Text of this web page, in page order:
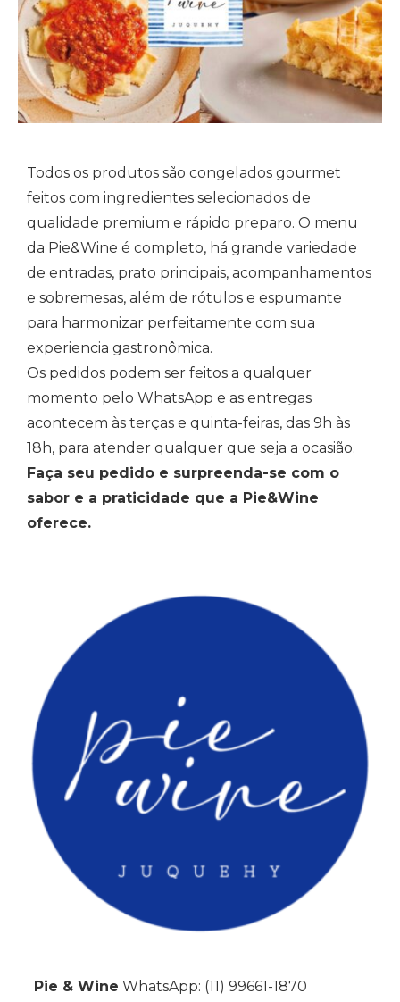
Todos os produtos são congelados gourmet
feitos com ingredientes selecionados de
qualidade premium e rápido preparo. O menu
da Pie&Wine é completo, há grande variedade
de entradas, prato principais, acompanhamentos
e sobremesas, além de rótulos e espumante
para harmonizar perfeitamente com sua
experiencia gastronômica.
Os pedidos podem ser feitos a qualquer
momento pelo WhatsApp e as entregas
acontecem às terças e quinta-feiras, das 9h às
18h, para atender qualquer que seja a ocasião.
Faça seu pedido e surpreenda-se com o
sabor e a praticidade que a Pie&Wine
oferece.
Pie & Wine WhatsApp: (11) 99661-1870